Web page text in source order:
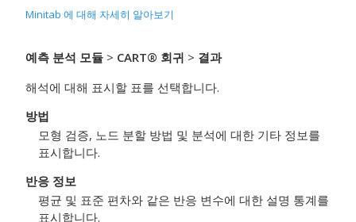
Minitab 에 대해 자세히 알아보기
예측 분석 모듈 > CART® 회귀 > 결과
해석에 대해 표시할 표를 선택합니다.
방법
모형 검증, 노드 분할 방법 및 분석에 대한 기타 정보를
표시합니다.
반응 정보
평균 및 표준 편차와 같은 반응 변수에 대한 설명 통계를
표시합니다.